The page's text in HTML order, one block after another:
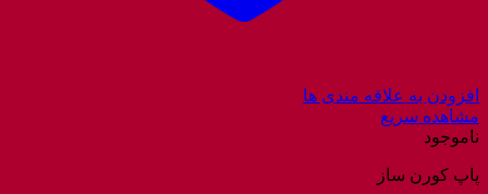
افزودن به علاقه مندی ها
مشاهده سریع
ناموجود
پاپ کورن ساز